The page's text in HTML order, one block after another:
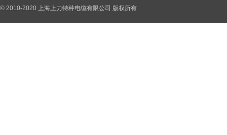
© 2010-2020 上海上力特种电缆有限公司 版权所有